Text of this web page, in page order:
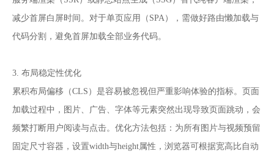
减少首屏白屏时间。对于单页应用（SPA），需做好路由懒加载与
代码分割，避免首屏加载全部业务代码。
3. 布局稳定性优化
累积布局偏移（CLS）是容易被忽视但严重影响体验的指标。页面
加载过程中，图片、广告、字体等元素突然出现导致页面跳动，会
频繁打断用户阅读与点击。优化方法包括：为所有图片与视频预留
固定尺寸容器，设置width与height属性，浏览器可根据宽高比自动